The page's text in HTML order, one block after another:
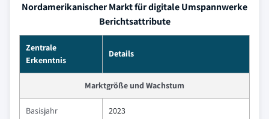
Nordamerikanischer Markt für digitale Umspannwerke
Berichtsattribute
Zentrale
Erkenntnis
Details
Marktgröße und Wachstum
Basisjahr 2023